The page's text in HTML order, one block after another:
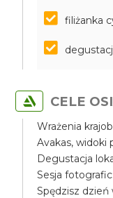
filiżanka
CELE
Wrażenia
Avakas, widoki
Degustacja
Sesja
Spędzisz